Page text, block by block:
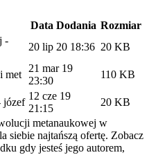
Data Dodania Rozmiar
-
20 lip 20 18:36 20 KB
met
21 mar 19
23:30
110 KB
józef
12 cze 19
21:15
20 KB
metanaukowej w
siebie najtańszą ofertę. Zobacz
gdy jesteś jego autorem,